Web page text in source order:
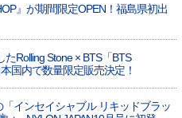
』が期間限定OPEN！福島県初出
Rolling Stone × BTS「BTS
国内で数量限定販売決定！
「インセイシャブル リキッドブラッ